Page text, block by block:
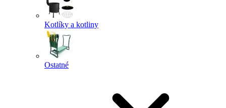
Kotlíky a kotliny
Ostatné